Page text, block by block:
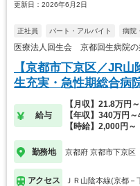
更新日：2026年6月2日
正社員 パート・アルバイト 病院
医療法人回生会 京都回生病院の
【京都市下京区／JR
生充実・急性期総合病
給与
【月収】21.8万円
【年収】340万円
【時給】2,000円～
勤務地 京都府 京都市下京区
アクセス ＪＲ山陰本線(京都